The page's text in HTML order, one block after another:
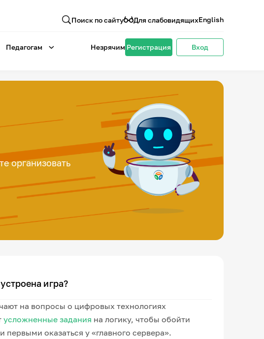
Поиск по сайту Для слабовидящихEnglish
Педагогам Незрячим Регистрация Вход
организовать
игра?
на вопросы о цифровых технологиях
усложненные задания на логику, чтобы обойти
первыми оказаться у «главного сервера».